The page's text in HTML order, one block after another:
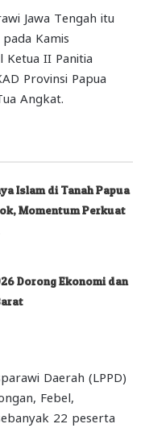
Jawa Tengah itu
Kamis
II Panitia
Provinsi Papua
Angkat.
Islam di Tanah Papua
Momentum Perkuat
Dorong Ekonomi dan
Daerah (LPPD)
Febel,
22 peserta